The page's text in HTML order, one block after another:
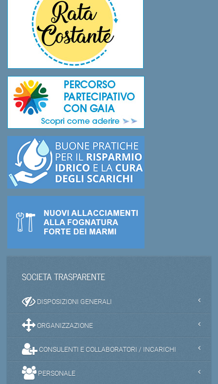
SOCIETA TRASPARENTE
DISPOSIZIONI GENERALI
ORGANIZZAZIONE
CONSULENTI E COLLABORATORI / INCARICHI
PERSONALE